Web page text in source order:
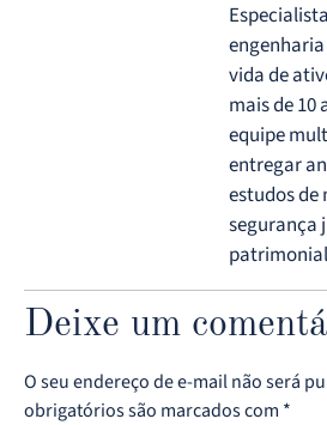
vida de
mais de 10
equipe
entregar
estudos de
segurança
Deixe um
O seu endereço de e-mail não será
obrigatórios são marcados com *